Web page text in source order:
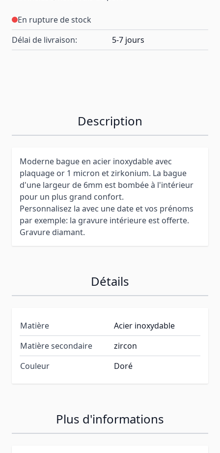
En rupture de stock
Délai de livraison:
5-7 jours
Description
Moderne bague en acier inoxydable avec
plaquage or 1 micron et zirkonium. La bague
d'une largeur de 6mm est bombée à l'intérieur
pour un plus grand confort.
Personnalisez la avec une date et vos prénoms
par exemple: la gravure intérieure est offerte.
Gravure diamant.
Détails
Matière
Acier inoxydable
Matière secondaire
zircon
Couleur
Doré
Plus d'informations